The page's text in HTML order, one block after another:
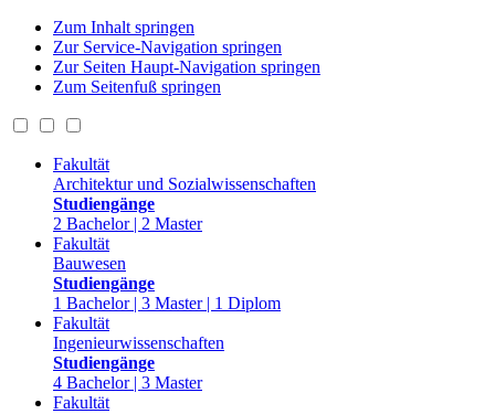
Zum Inhalt springen
Zur Service-Navigation springen
Zur Seiten Haupt-Navigation springen
Zum Seitenfuß springen
Fakultät
Architektur und Sozialwissenschaften
Studiengänge
2 Bachelor | 2 Master
Fakultät
Bauwesen
Studiengänge
1 Bachelor | 3 Master | 1 Diplom
Fakultät
Ingenieurwissenschaften
Studiengänge
4 Bachelor | 3 Master
Fakultät